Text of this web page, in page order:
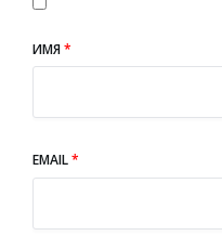
ИМЯ*
EMAIL*